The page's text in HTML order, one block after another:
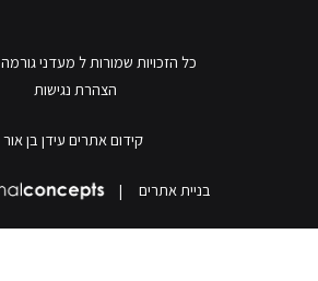
כל הזכויות שמורות ל מעדני גורמה 2026 ©
הצהרת נגישות
קידום אתרים עידן בן אור
בניית אתרים |